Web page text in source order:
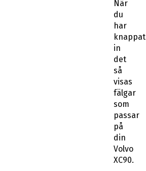
När
du
har
knappat
in
det
så
visas
fälgar
som
passar
på
din
Volvo
XC90.